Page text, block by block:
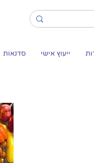
ייעוץ אישי סדנאות